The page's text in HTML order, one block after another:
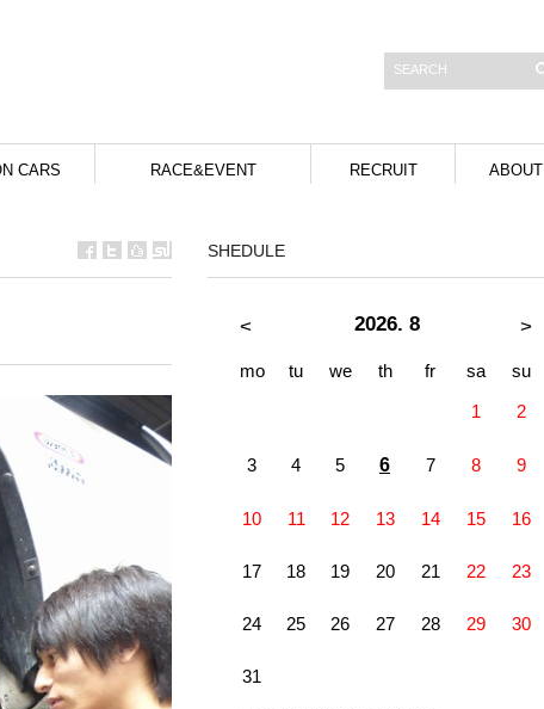
CARS RACE&EVENT RECRUIT ABOUT
SHEDULE
2026. 8
< >
mo tu we th fr sa
su
1
2
3 4 5 6 7 8 9
10 11 12 13 14 15 16
17 18 19 20 21 22 23
24 25 26 27 28 29 30
31